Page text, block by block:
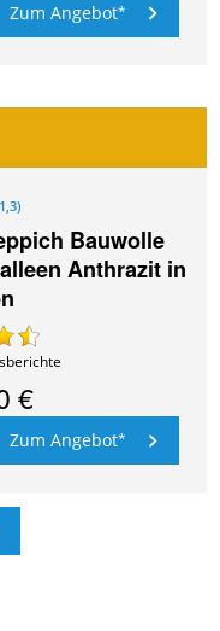
Zum Angebot
)
Bauwolle
Anthrazit in
€
Zum Angebot